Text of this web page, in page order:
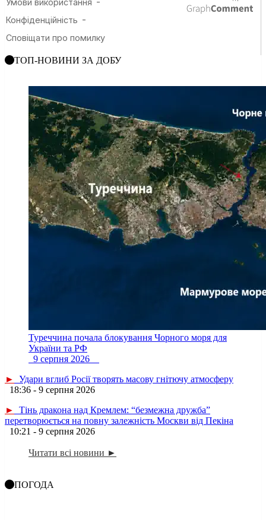
ТОП-НОВИНИ ЗА ДОБУ
Туреччина почала блокування Чорного моря для
України та РФ
9 серпня 2026
►
Удари вглиб Росії творять масову гнітючу атмосферу
18:36 - 9 серпня 2026
►
Тінь дракона над Кремлем: “безмежна дружба”
перетворюється на повну залежність Москви від Пекіна
10:21 - 9 серпня 2026
Читати всі новини ►
ПОГОДА